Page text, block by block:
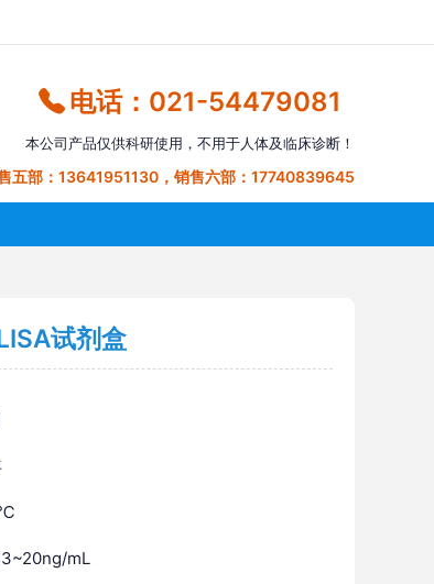
电话：021-54479081
本公司产品仅供科研使用，不用于人体及临床诊断！
部：13641951130，销售六部：17740839645
试剂盒
mL